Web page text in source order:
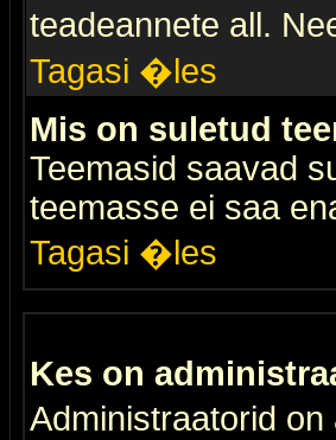
teadeannete all.
Tagasi �les
Mis on suletud
Teemasid saavad
teemasse ei saa
Tagasi �les
Kes on
Administraatorid